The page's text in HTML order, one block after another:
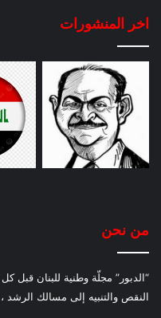
اخر المنشورات
من نحن
“الدبور” مجلّة وطنية للبنان قبل
النقص والتنبيه إلى مسالك